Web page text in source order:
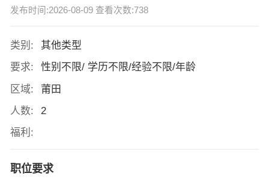
发布时间:2026-08-09 查看次数:738
类别:
其他类型
要求:
性别不限/ 学历不限/经验不限/年龄
区域:
莆田
人数:
2
福利:
职位要求